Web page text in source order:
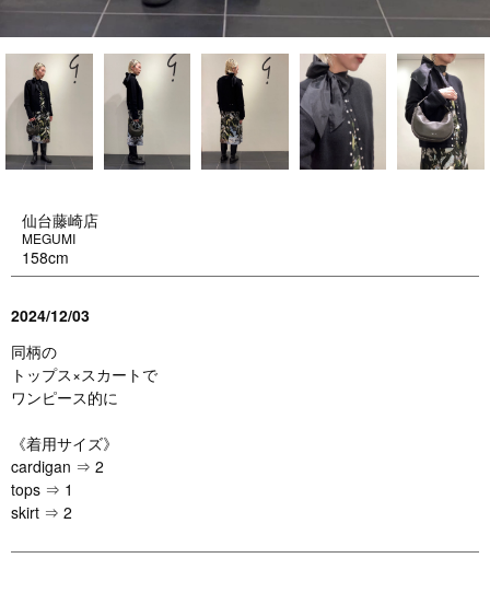
仙台藤崎店
MEGUMI
158cm
2024/12/03
同柄の
トップス×スカートで
ワンピース的に
《着用サイズ》
cardigan ⇒ 2
tops ⇒ 1
skirt ⇒ 2